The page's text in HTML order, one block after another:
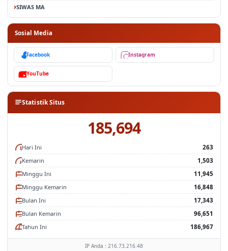
Sosial Media
Facebook Instagram
YouTube
Statistik Situs
185,694
Kemarin
1,503
Minggu Ini
11,945
Minggu Kemarin
16,848
Bulan Ini
17,343
Bulan Kemarin
96,651
Tahun Ini
186,967
09-08-2026 04:22:00